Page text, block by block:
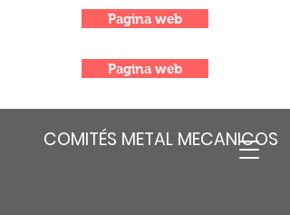
COMITÉS METAL MECANICOS
Pagina web
Pagina web